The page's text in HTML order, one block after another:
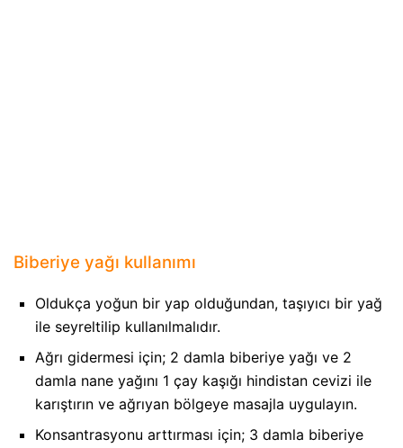
Biberiye yağı kullanımı
Oldukça yoğun bir yap olduğundan, taşıyıcı bir yağ
ile seyreltilip kullanılmalıdır.
Ağrı gidermesi için; 2 damla biberiye yağı ve 2
damla nane yağını 1 çay kaşığı hindistan cevizi ile
karıştırın ve ağrıyan bölgeye masajla uygulayın.
Konsantrasyonu arttırması için; 3 damla biberiye